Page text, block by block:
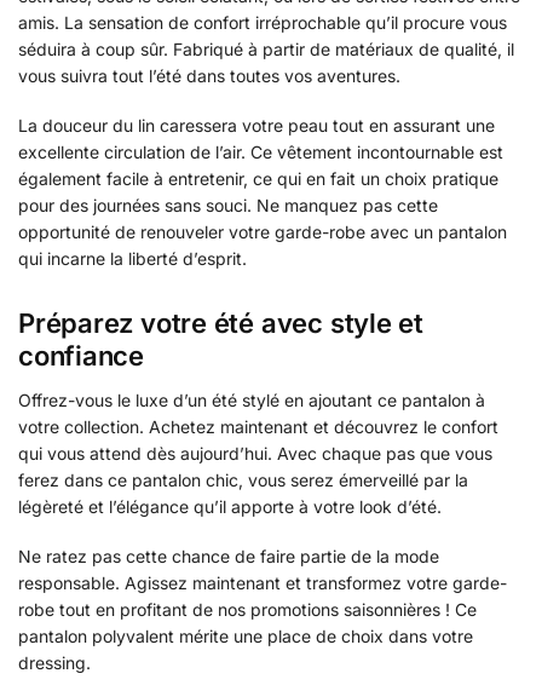
amis. La sensation de confort irréprochable qu’il procure vous
séduira à coup sûr. Fabriqué à partir de matériaux de qualité, il
vous suivra tout l’été dans toutes vos aventures.
La douceur du lin caressera votre peau tout en assurant une
excellente circulation de l’air. Ce vêtement incontournable est
également facile à entretenir, ce qui en fait un choix pratique
pour des journées sans souci. Ne manquez pas cette
opportunité de renouveler votre garde-robe avec un pantalon
qui incarne la liberté d’esprit.
Préparez votre été avec style et
confiance
Offrez-vous le luxe d’un été stylé en ajoutant ce pantalon à
votre collection. Achetez maintenant et découvrez le confort
qui vous attend dès aujourd’hui. Avec chaque pas que vous
ferez dans ce pantalon chic, vous serez émerveillé par la
légèreté et l’élégance qu’il apporte à votre look d’été.
Ne ratez pas cette chance de faire partie de la mode
responsable. Agissez maintenant et transformez votre garde-
robe tout en profitant de nos promotions saisonnières ! Ce
pantalon polyvalent mérite une place de choix dans votre
dressing.